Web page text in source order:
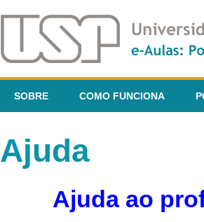
SOBRE COMO FUNCIONA
Ajuda
Ajuda ao